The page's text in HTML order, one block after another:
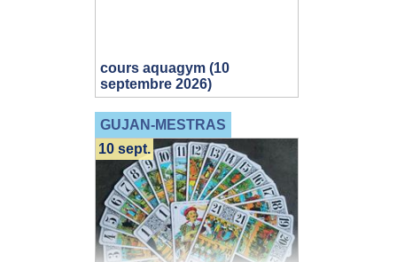
cours aquagym (10
septembre 2026)
GUJAN-MESTRAS
10 sept.